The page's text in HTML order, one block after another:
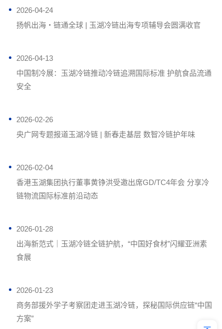
2026-04-24
扬帆出海・链通全球 | 玉湖冷链出海专项辅导会圆满收官
2026-04-13
中国制冷展：玉湖冷链推动冷链追溯国际标准 护航食品流通
安全
2026-02-26
央广网专题报道玉湖冷链 | 新春走基层 数智冷链护年味
2026-02-04
香港玉湖集团执行董事黄铮洪受邀出席GD/TC4年会 分享冷
链物流国际标准前沿动态
2026-01-28
出海新范式｜玉湖冷链全链护航，“中国好食材”闪耀亚洲素
食展
2026-01-23
商务部援外学子考察团走进玉湖冷链，探秘国际供应链“中国
方案”